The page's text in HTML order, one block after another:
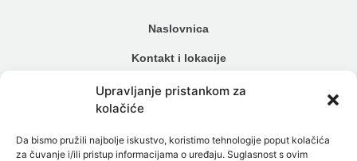
Upravljanje pristankom za
kolačiće
Da bismo pružili najbolje iskustvo, koristimo tehnologije poput kolačića
za čuvanje i/ili pristup informacijama o uređaju. Suglasnost s ovim
Naslovnica
Kontakt i lokacije
Cjenik
Načini plaćanja
Alergijski testovi